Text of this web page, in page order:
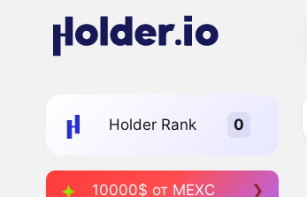
Holder Rank
10000$ от MEXC